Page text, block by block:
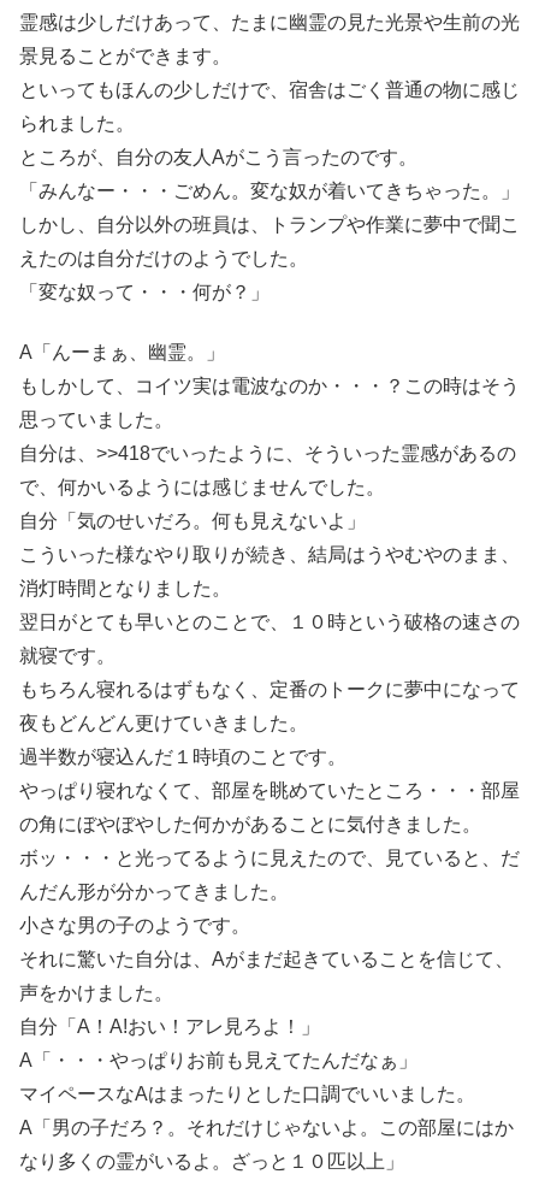
霊感は少しだけあって、たまに幽霊の見た光景や生前の光
景見ることができます。
といってもほんの少しだけで、宿舎はごく普通の物に感じ
られました。
ところが、自分の友人Aがこう言ったのです。
「みんなー・・・ごめん。変な奴が着いてきちゃった。」
しかし、自分以外の班員は、トランプや作業に夢中で聞こ
えたのは自分だけのようでした。
「変な奴って・・・何が？」
A「んーまぁ、幽霊。」
もしかして、コイツ実は電波なのか・・・？この時はそう
思っていました。
自分は、>>418でいったように、そういった霊感があるの
で、何かいるようには感じませんでした。
自分「気のせいだろ。何も見えないよ」
こういった様なやり取りが続き、結局はうやむやのまま、
消灯時間となりました。
翌日がとても早いとのことで、１０時という破格の速さの
就寝です。
もちろん寝れるはずもなく、定番のトークに夢中になって
夜もどんどん更けていきました。
過半数が寝込んだ１時頃のことです。
やっぱり寝れなくて、部屋を眺めていたところ・・・部屋
の角にぼやぼやした何かがあることに気付きました。
ボッ・・・と光ってるように見えたので、見ていると、だ
んだん形が分かってきました。
小さな男の子のようです。
それに驚いた自分は、Aがまだ起きていることを信じて、
声をかけました。
自分「A！A!おい！アレ見ろよ！」
A「・・・やっぱりお前も見えてたんだなぁ」
マイペースなAはまったりとした口調でいいました。
A「男の子だろ？。それだけじゃないよ。この部屋にはか
なり多くの霊がいるよ。ざっと１０匹以上」